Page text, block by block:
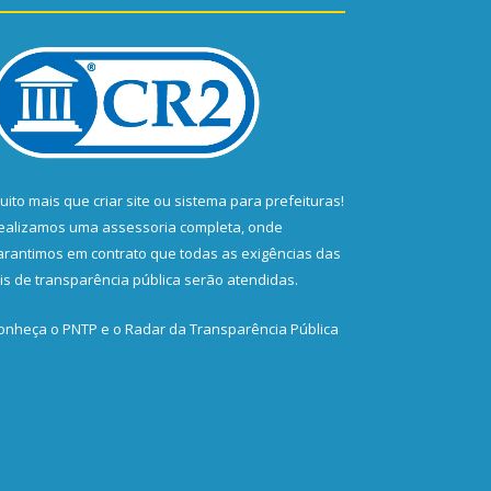
mais que criar site ou sistema para prefeituras!
uma assessoria completa, onde
em contrato que todas as exigências das
de transparência pública serão atendidas.
o PNTP e o Radar da Transparência Pública